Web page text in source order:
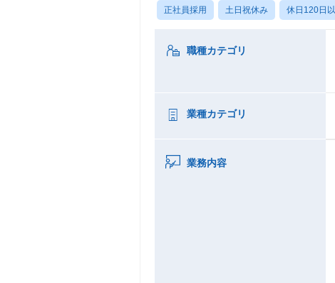
正社員採用 土日祝休み 休日120日
職種カテゴリ
業種カテゴリ
業務内容